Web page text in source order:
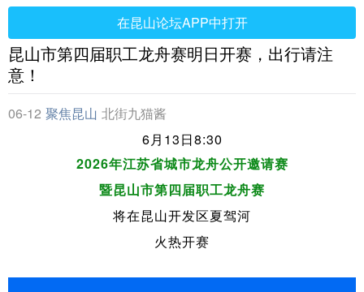
在昆山论坛APP中打开
昆山市第四届职工龙舟赛明日开赛，出行请注
意！
06-12 聚焦昆山 北街九猫酱
6月13日8:30
2026年江苏省城市龙舟公开邀请赛
暨昆山市第四届职工龙舟赛
将在昆山开发区夏驾河
火热开赛